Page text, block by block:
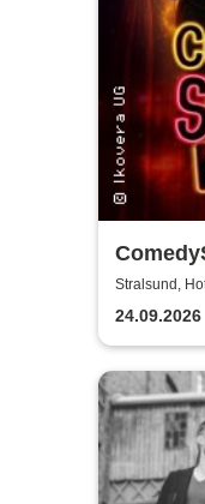
Mix-
Stralsund,
24.09.2026